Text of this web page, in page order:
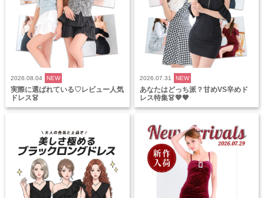
2026.08.04 NEW
実際に選ばれている♡レビュー人気
ドレス👗
2026.07.31 NEW
あなたはどっち派？甘めVS辛めド
レス特集👗💖🖤